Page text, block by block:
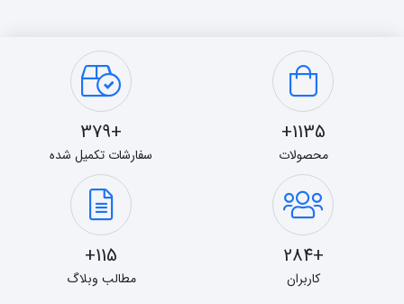
1135+
محصولات
+379
سفارشات تکمیل شده
+284
کاربران
115+
مطالب وبلاگ